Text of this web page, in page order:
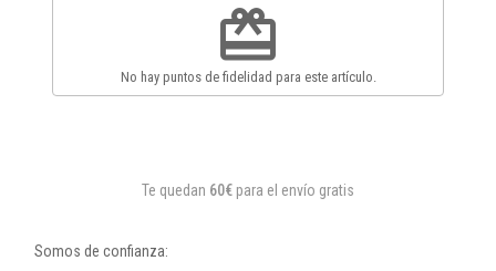
redeem
No hay puntos de fidelidad para este artículo.
Te quedan 60€ para el envío gratis
Somos de confianza: